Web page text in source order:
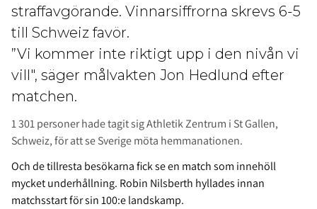
straffavgörande. Vinnarsiffrorna skrevs 6-5
till Schweiz favör.
”Vi kommer inte riktigt upp i den nivån vi
vill", säger målvakten Jon Hedlund efter
matchen.
1 301 personer hade tagit sig Athletik Zentrum i St Gallen,
Schweiz, för att se Sverige möta hemmanationen.
Och de tillresta besökarna fick se en match som innehöll
mycket underhållning. Robin Nilsberth hyllades innan
matchsstart för sin 100:e landskamp.